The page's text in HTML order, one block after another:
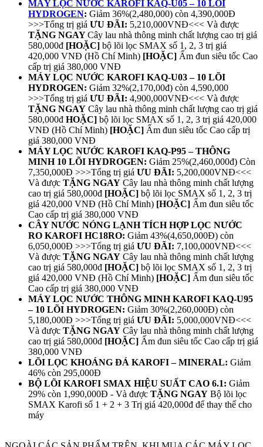
MÁY LỌC NƯỚC KAROFI KAQ-U05 – 10 LÕI
HYDROGEN: Giảm 36%(2,480,000) còn 4,390,000Đ
>>>Tổng trị giá ƯU ĐÃI: 5,210,000VNĐ<<< Và được
TẶNG NGAYCây lau nhà thông minh chất lượng cao trị giá
580,000đ [HOẶC] bộ lõi lọc SMAX số 1, 2, 3 trị giá
420,000 VNĐ (Hồ Chí Minh) [HOẶC] Ấm đun siêu tốc Cao
cấp trị giá 380,000 VNĐ
MÁY LỌC NƯỚC KAROFI KAQ-U03 – 10 LÕI
HYDROGEN: Giảm 32%(2,170,00đ) còn 4,590,000
>>>Tổng trị giá ƯU ĐÃI: 4,900,000VNĐ<<< Và được
TẶNG NGAY Cây lau nhà thông minh chất lượng cao trị giá
580,000đ HOẶC] bộ lõi lọc SMAX số 1, 2, 3 trị giá 420,000
VNĐ (Hồ Chí Minh) [HOẶC] Ấm đun siêu tốc Cao cấp trị
giá 380,000 VNĐ
MÁY LỌC NƯỚC KAROFI KAQ-P95 – THÔNG
MINH 10 LÕI HYDROGEN: Giảm 25%(2,460,000đ) Còn
7,350,000Đ >>>Tổng trị giá ƯU ĐÃI: 5,200,000VNĐ<<<
Và được TẶNG NGAY Cây lau nhà thông minh chất lượng
cao trị giá 580,000đ [HOẶC] bộ lõi lọc SMAX số 1, 2, 3 trị
giá 420,000 VNĐ (Hồ Chí Minh) [HOẶC] Ấm đun siêu tốc
Cao cấp trị giá 380,000 VNĐ
CÂY NƯỚC NÓNG LẠNH TÍCH HỢP LỌC NƯỚC
RO KAROFI HC18RO: Giảm 43%(4,650,000Đ) còn
6,050,000Đ >>>Tổng trị giá ƯU ĐÃI: 7,100,000VNĐ<<<
Và được TẶNG NGAY Cây lau nhà thông minh chất lượng
cao trị giá 580,000đ [HOẶC] bộ lõi lọc SMAX số 1, 2, 3 trị
giá 420,000 VNĐ (Hồ Chí Minh) [HOẶC] Ấm đun siêu tốc
Cao cấp trị giá 380,000 VNĐ
MÁY LỌC NƯỚC THÔNG MINH KAROFI KAQ-U95
– 10 LÕI HYDROGEN: Giảm 30%(2,260,000Đ) còn
5,180,000Đ >>>Tổng trị giá ƯU ĐÃI: 5,000,000VNĐ<<<
Và được TẶNG NGAY Cây lau nhà thông minh chất lượng
cao trị giá 580,000đ [HOẶC] Ấm đun siêu tốc Cao cấp trị giá
380,000 VNĐ
LÕI LỌC KHOÁNG ĐÁ KAROFI – MINERAL: Giảm
46% còn 295,000Đ
BỘ LÕI KAROFI SMAX HIỆU SUẤT CAO 6.1: Giảm
29% còn 1,990,000Đ - Và được TẶNG NGAY Bộ lõi lọc
SMAX Karofi số 1 + 2 + 3 Trị giá 420,000đ để thay thế cho
máy